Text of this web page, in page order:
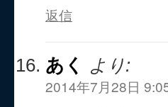
返信
あく より:
2014年7月28日